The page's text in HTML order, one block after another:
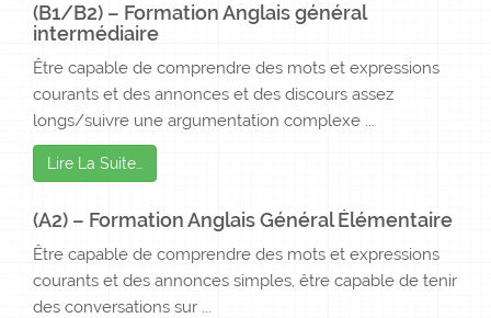
(B1/B2) – Formation Anglais général
intermédiaire
Être capable de comprendre des mots et expressions
courants et des annonces et des discours assez
longs/suivre une argumentation complexe ...
Lire La Suite…
(A2) – Formation Anglais Général Élémentaire
Être capable de comprendre des mots et expressions
courants et des annonces simples, être capable de tenir
des conversations sur ...